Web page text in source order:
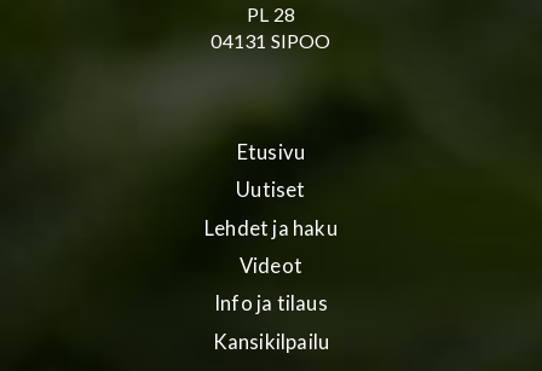
PL 28
04131 SIPOO
Etusivu
Uutiset
Lehdet ja haku
Videot
Info ja tilaus
Kansikilpailu